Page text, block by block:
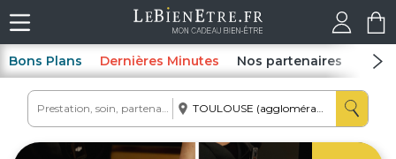
Bons Plans Dernières Minutes Nos partenaires Spas